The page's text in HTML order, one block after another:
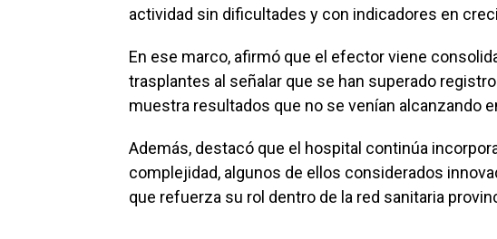
actividad sin dificultades y con indicadores en
En ese marco, afirmó que el efector viene
trasplantes al señalar que se han superado
muestra resultados que no se venían alcanzando
Además, destacó que el hospital continúa
complejidad, algunos de ellos considerados
que refuerza su rol dentro de la red sanitaria